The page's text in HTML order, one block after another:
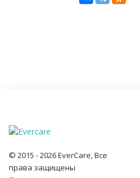
© 2015 - 2026 EverCare, Все
права защищены